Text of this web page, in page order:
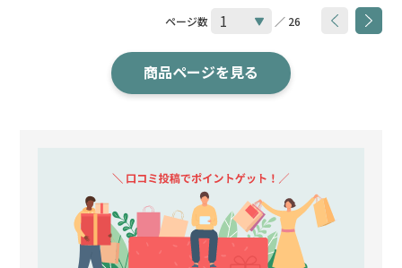
ページ数 ／ 26
商品ページを見る